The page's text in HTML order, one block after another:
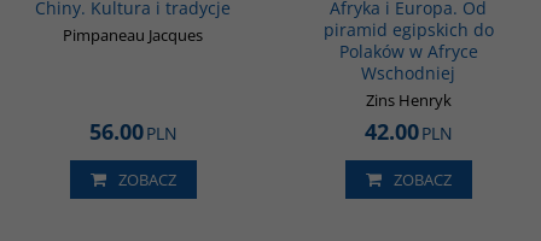
Chiny. Kultura i tradycje
Pimpaneau Jacques
56.00PLN
ZOBACZ
Afryka i Europa. Od
piramid egipskich do
Polaków w Afryce
Wschodniej
Zins Henryk
42.00PLN
ZOBACZ